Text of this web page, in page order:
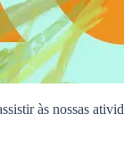
às nossas